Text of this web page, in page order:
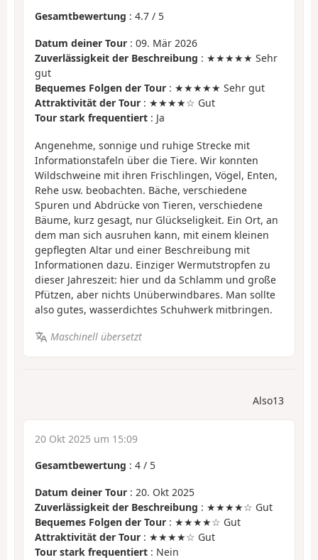
Gesamtbewertung : 4.7 / 5
Datum deiner Tour : 09. Mär 2026
Zuverlässigkeit der Beschreibung : ★★★★★ Sehr
gut
Bequemes Folgen der Tour : ★★★★★ Sehr gut
Attraktivität der Tour : ★★★★☆ Gut
Tour stark frequentiert : Ja
Angenehme, sonnige und ruhige Strecke mit
Informationstafeln über die Tiere. Wir konnten
Wildschweine mit ihren Frischlingen, Vögel, Enten,
Rehe usw. beobachten. Bäche, verschiedene
Spuren und Abdrücke von Tieren, verschiedene
Bäume, kurz gesagt, nur Glückseligkeit. Ein Ort, an
dem man sich ausruhen kann, mit einem kleinen
gepflegten Altar und einer Beschreibung mit
Informationen dazu. Einziger Wermutstropfen zu
dieser Jahreszeit: hier und da Schlamm und große
Pfützen, aber nichts Unüberwindbares. Man sollte
also gutes, wasserdichtes Schuhwerk mitbringen.
Maschinell übersetzt
Also13
20 Okt 2025 um 15:09
Gesamtbewertung : 4 / 5
Datum deiner Tour : 20. Okt 2025
Zuverlässigkeit der Beschreibung : ★★★★☆ Gut
Bequemes Folgen der Tour : ★★★★☆ Gut
Attraktivität der Tour : ★★★★☆ Gut
Tour stark frequentiert : Nein